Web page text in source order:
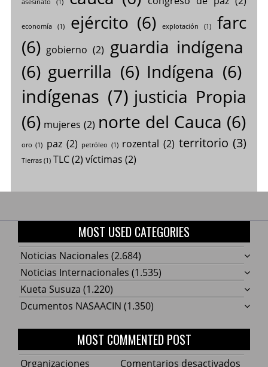
economía(1) ejército (6) explotación (1)
farc
(6) gobierno (2) guardia indígena
(6) guerrilla (6) Indígena (6)
indígenas (7) justicia Propia
(6) mujeres (2) norte del Cauca (6)
oro (1) paz (2) petróleo (1) rozental (2) territorio (3)
Tierras(1) TLC(2) víctimas (2)
MOST USED CATEGORIES
Noticias Nacionales (2.684)
Noticias Internacionales (1.535)
Kueta Susuza (1.220)
Dcumentos NASAACIN (1.350)
MOST COMMENTED POST
Comentarios desactivados
Organizaciones